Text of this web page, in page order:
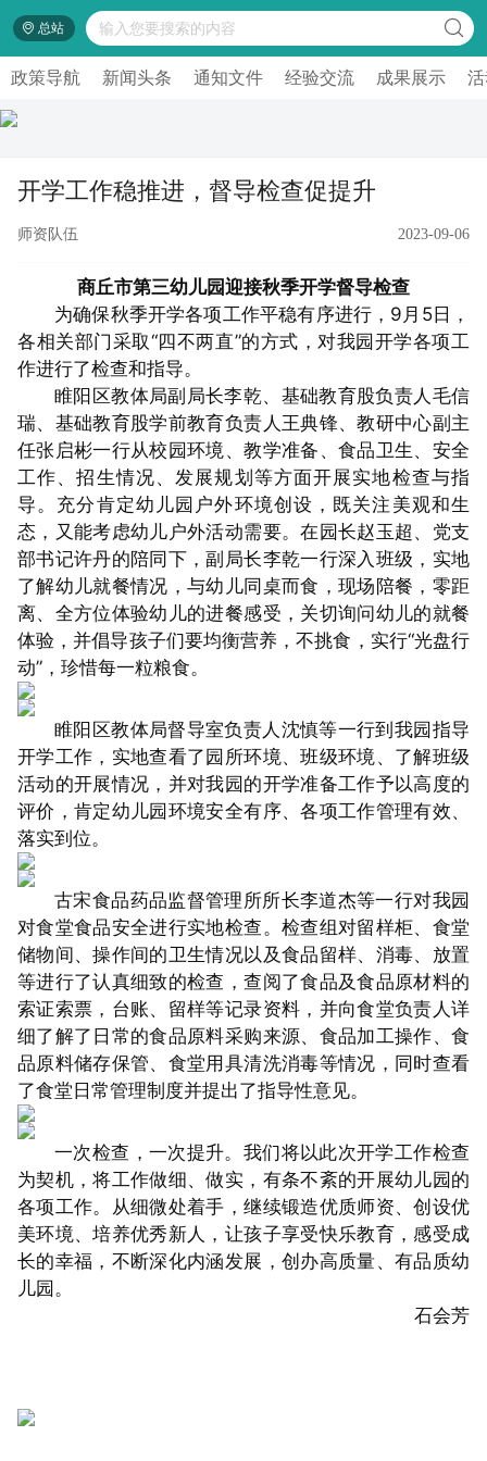
总站
政策导航 新闻头条 通知文件 经验交流 成果展示
开学工作稳推进，督导检查促提升
师资队伍 2023-09-06
商丘市第三幼儿园迎接秋季开学督导检查
为确保秋季开学各项工作平稳有序进行，9月5日，
各相关部门采取“四不两直”的方式，对我园开学各项工
作进行了检查和指导。
睢阳区教体局副局长李乾、基础教育股负责人毛信
瑞、基础教育股学前教育负责人王典锋、教研中心副主
任张启彬一行从校园环境、教学准备、食品卫生、安全
工作、招生情况、发展规划等方面开展实地检查与指
导。充分肯定幼儿园户外环境创设，既关注美观和生
态，又能考虑幼儿户外活动需要。在园长赵玉超、党支
部书记许丹的陪同下，副局长李乾一行深入班级，实地
了解幼儿就餐情况，与幼儿同桌而食，现场陪餐，零距
离、全方位体验幼儿的进餐感受，关切询问幼儿的就餐
体验，并倡导孩子们要均衡营养，不挑食，实行“光盘行
动”，珍惜每一粒粮食。
睢阳区教体局督导室负责人沈慎等一行到我园指导
开学工作，实地查看了园所环境、班级环境、了解班级
活动的开展情况，并对我园的开学准备工作予以高度的
评价，肯定幼儿园环境安全有序、各项工作管理有效、
落实到位。
古宋食品药品监督管理所所长李道杰等一行对我园
对食堂食品安全进行实地检查。检查组对留样柜、食堂
储物间、操作间的卫生情况以及食品留样、消毒、放置
等进行了认真细致的检查，查阅了食品及食品原材料的
索证索票，台账、留样等记录资料，并向食堂负责人详
细了解了日常的食品原料采购来源、食品加工操作、食
品原料储存保管、食堂用具清洗消毒等情况，同时查看
了食堂日常管理制度并提出了指导性意见。
一次检查，一次提升。我们将以此次开学工作检查
为契机，将工作做细、做实，有条不紊的开展幼儿园的
各项工作。从细微处着手，继续锻造优质师资、创设优
美环境、培养优秀新人，让孩子享受快乐教育，感受成
长的幸福，不断深化内涵发展，创办高质量、有品质幼
儿园。
石会芳